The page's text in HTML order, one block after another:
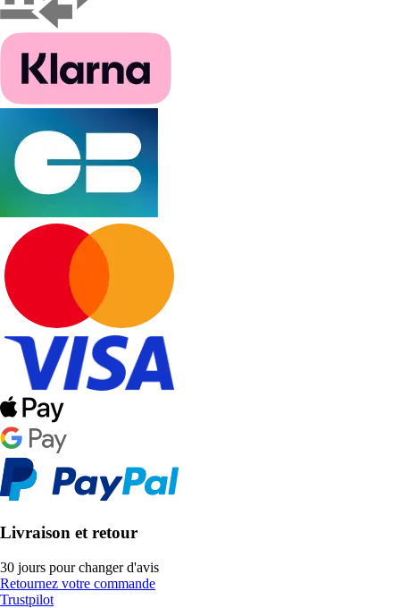
Livraison et retour
30 jours pour changer d'avis
Retournez votre commande
Trustpilot